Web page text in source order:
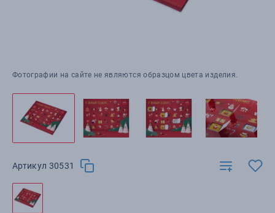
Фотографии на сайте не являются образцом цвета изделия.
Артикул 30531